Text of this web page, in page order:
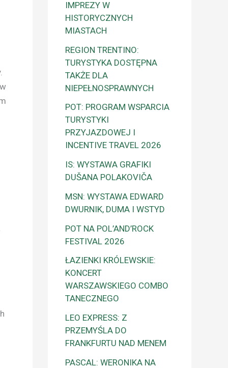
IMPREZY W
HISTORYCZNYCH
MIASTACH
REGION TRENTINO:
TURYSTYKA DOSTĘPNA
TAKŻE DLA
NIEPEŁNOSPRAWNYCH
POT: PROGRAM WSPARCIA
TURYSTYKI
PRZYJAZDOWEJ I
INCENTIVE TRAVEL 2026
IS: WYSTAWA GRAFIKI
DUŠANA POLAKOVIČA
MSN: WYSTAWA EDWARD
DWURNIK, DUMA I WSTYD
POT NA POL’AND’ROCK
FESTIVAL 2026
ŁAZIENKI KRÓLEWSKIE:
KONCERT
WARSZAWSKIEGO COMBO
TANECZNEGO
LEO EXPRESS: Z
PRZEMYŚLA DO
FRANKFURTU NAD MENEM
PASCAL: WERONIKA NA